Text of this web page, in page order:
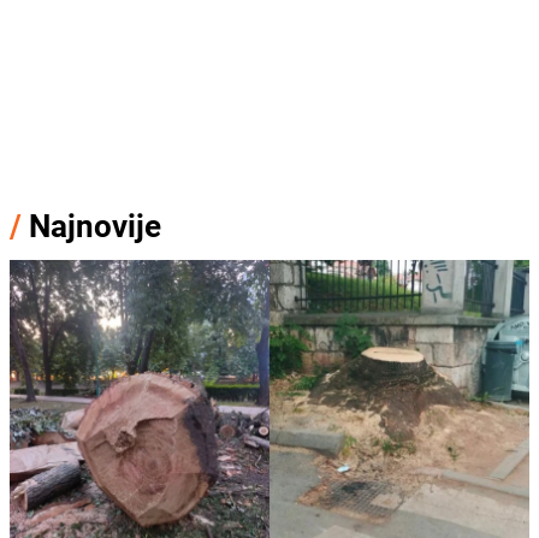
/ Najnovije